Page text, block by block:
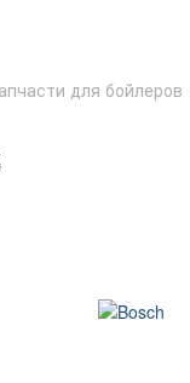
для бойлеров